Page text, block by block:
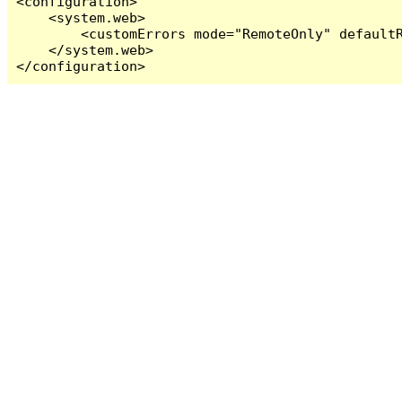
    <system.web>
<customErrors mode="RemoteOnly"
    </system.web>
</configuration>